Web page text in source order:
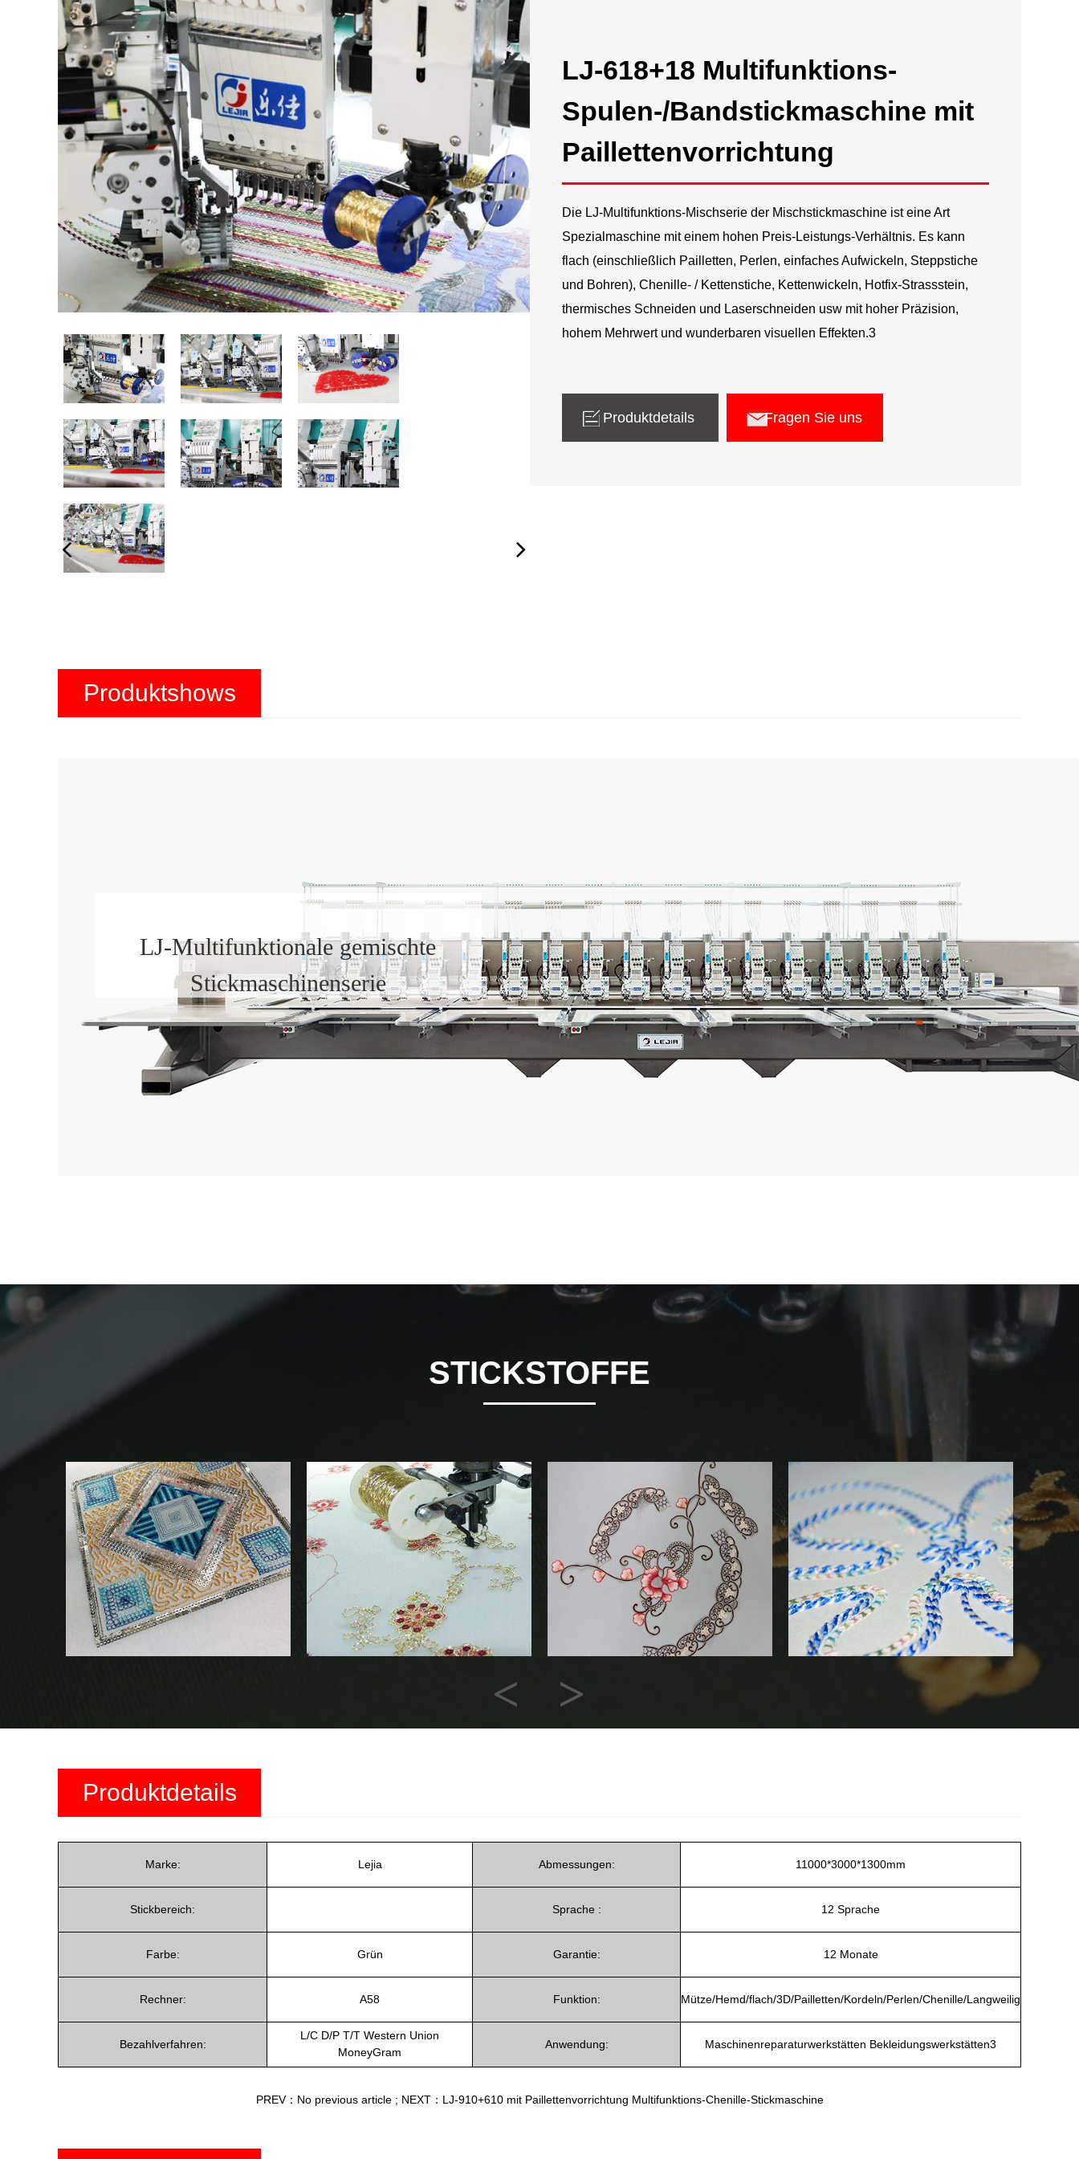
LJ-618+18 Multifunktions-
Spulen-/Bandstickmaschine mit
Paillettenvorrichtung
Die LJ-Multifunktions-Mischserie der Mischstickmaschine ist eine Art
Spezialmaschine mit einem hohen Preis-Leistungs-Verhältnis. Es kann
flach (einschließlich Pailletten, Perlen, einfaches Aufwickeln, Steppstiche
und Bohren), Chenille- / Kettenstiche, Kettenwickeln, Hotfix-Strassstein,
thermisches Schneiden und Laserschneiden usw mit hoher Präzision,
hohem Mehrwert und wunderbaren visuellen Effekten.3
Produktdetails Fragen Sie uns
Produktshows
LJ-Multifunktionale gemischte
Stickmaschinenserie
STICKSTOFFE
Next
Produktdetails
Marke: Lejia Abmessungen: 11000*3000*1300mm
Stickbereich: Sprache : 12 Sprache
Farbe: Grün Garantie: 12 Monate
Rechner: A58 Funktion: Mütze/Hemd/flach/3D/Pailletten/Kordeln/Perlen/Chenille/Langweilig
Bezahlverfahren:
L/C D/P T/T Western Union
MoneyGram
Anwendung: Maschinenreparaturwerkstätten Bekleidungswerkstätten3
PREV：No previous article; NEXT：LJ-910+610 mit Paillettenvorrichtung Multifunktions-Chenille-Stickmaschine